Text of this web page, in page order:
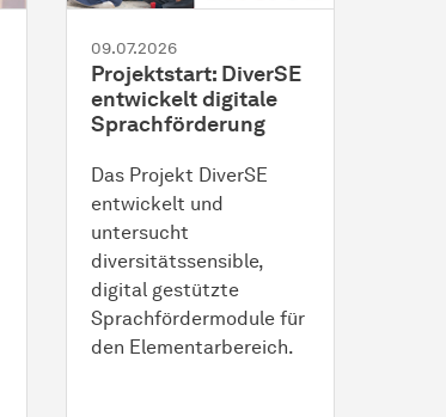
09.07.2026
Projektstart: DiverSE
entwickelt digitale
Sprachförderung
Das Projekt DiverSE
entwickelt und
untersucht
diversitätssensible,
digital gestützte
Sprachfördermodule für
den Elementarbereich.